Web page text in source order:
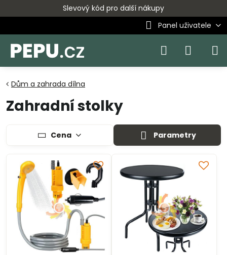
Slevový kód pro další nákupy
Panel uživatele
Dům a zahrada dílna
Zahradní stolky
Cena Parametry